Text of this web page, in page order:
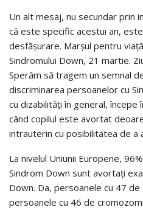
Un alt mesaj, nu secundar prin
că este specific acestui an,
desfăşurare. Marşul pentru
Sindromului Down, 21 martie.
Sperăm să tragem un semnal
discriminarea persoanelor cu
cu dizabilităţi în general, începe
când copilul este avortat
intrauterin cu posibilitatea de a
La nivelul Uniunii Europene,
Sindrom Down sunt avortaţi
Down. Da, persoanele cu 47
persoanele cu 46 de